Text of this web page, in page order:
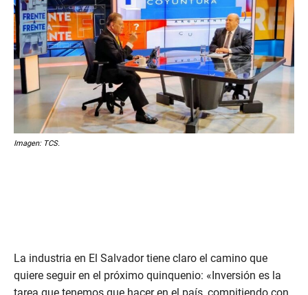
Imagen: TCS.
La industria en El Salvador tiene claro el camino que
quiere seguir en el próximo quinquenio: «Inversión es la